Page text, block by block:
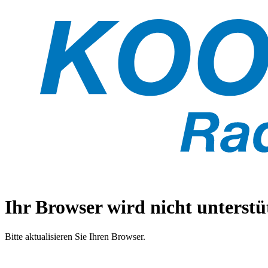
Ihr Browser wird nicht
Bitte aktualisieren Sie Ihren Browser.